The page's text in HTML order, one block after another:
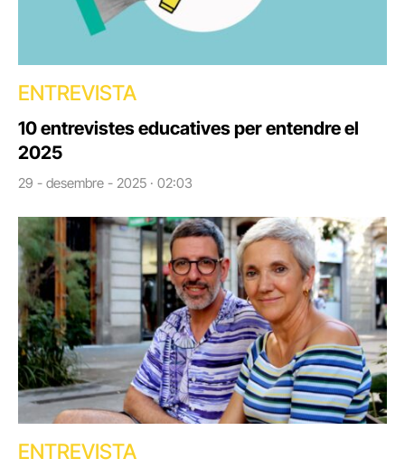
ENTREVISTA
10 entrevistes educatives per entendre el
2025
29 - desembre - 2025 · 02:03
ENTREVISTA